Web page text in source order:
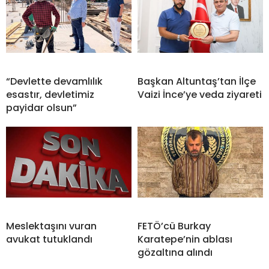
“Devlette devamlılık
esastır, devletimiz
payidar olsun”
Başkan Altuntaş’tan İlçe
Vaizi İnce’ye veda ziyareti
Meslektaşını vuran
avukat tutuklandı
FETÖ’cü Burkay
Karatepe’nin ablası
gözaltına alındı